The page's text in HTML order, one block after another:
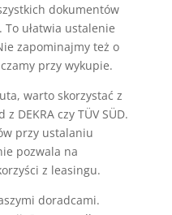
dokumentów
ułatwia ustalenie
zapominajmy też o
przy wykupie.
warto skorzystać z
DEKRA czy TÜV SÜD.
przy ustalaniu
pozwala na
z leasingu.
doradcami.